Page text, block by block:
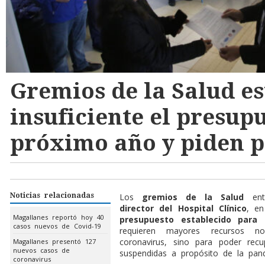
Gremios de la Salud
insuficiente el
próximo año y piden
Noticias relacionadas
Magallanes reportó hoy 40
casos nuevos de Covid-19
Magallanes presentó 127
nuevos casos de
coronavirus
Los gremios de la Salud
director del Hospital Clínico,
presupuesto establecido
requieren mayores recursos
coronavirus, sino para poder
suspendidas a propósito de la